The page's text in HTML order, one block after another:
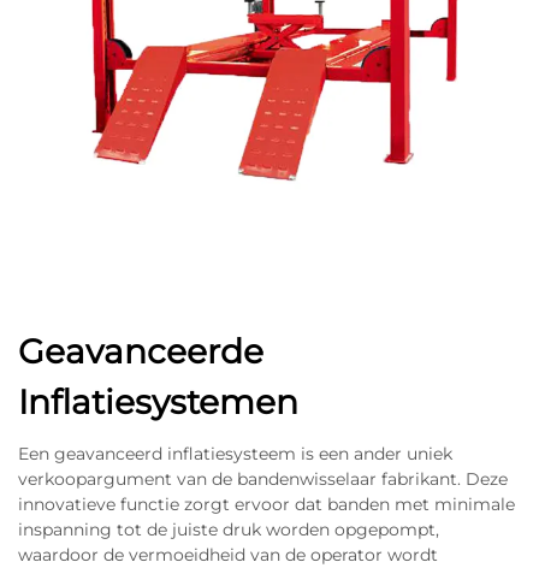
Geavanceerde
Inflatiesystemen
Een geavanceerd inflatiesysteem is een ander uniek
verkoopargument van de bandenwisselaar fabrikant. Deze
innovatieve functie zorgt ervoor dat banden met minimale
inspanning tot de juiste druk worden opgepompt,
waardoor de vermoeidheid van de operator wordt